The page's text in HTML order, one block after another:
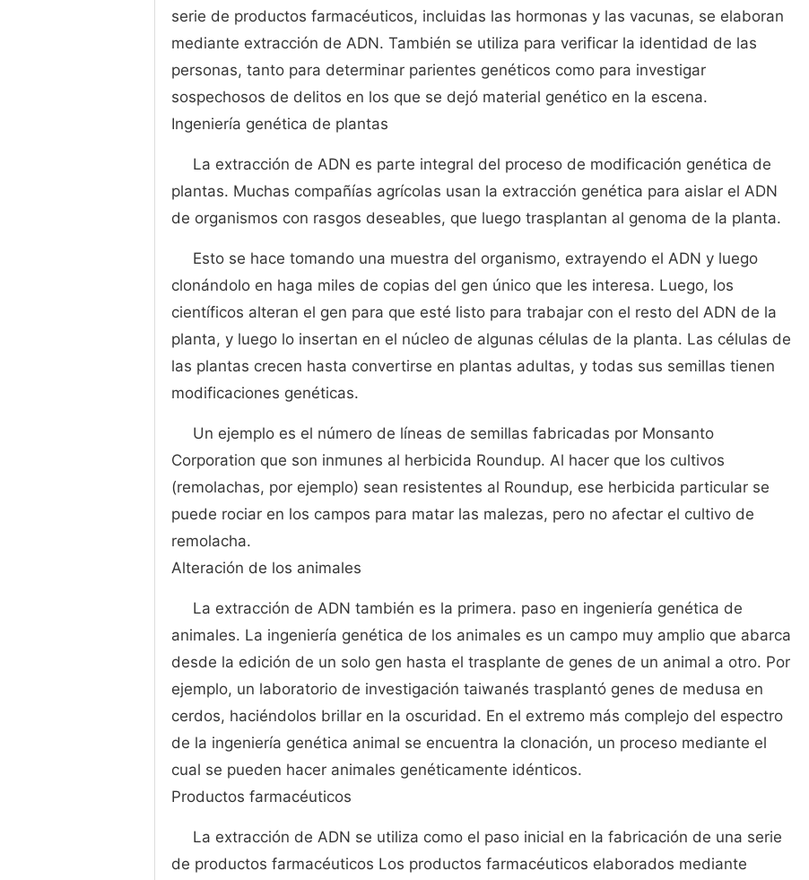
serie de productos farmacéuticos, incluidas las hormonas y las vacunas, se elaboran
mediante extracción de ADN. También se utiliza para verificar la identidad de las
personas, tanto para determinar parientes genéticos como para investigar
sospechosos de delitos en los que se dejó material genético en la escena.
Ingeniería genética de plantas
La extracción de ADN es parte integral del proceso de modificación genética de
plantas. Muchas compañías agrícolas usan la extracción genética para aislar el ADN
de organismos con rasgos deseables, que luego trasplantan al genoma de la planta.
Esto se hace tomando una muestra del organismo, extrayendo el ADN y luego
clonándolo en haga miles de copias del gen único que les interesa. Luego, los
científicos alteran el gen para que esté listo para trabajar con el resto del ADN de la
planta, y luego lo insertan en el núcleo de algunas células de la planta. Las células de
las plantas crecen hasta convertirse en plantas adultas, y todas sus semillas tienen
modificaciones genéticas.
Un ejemplo es el número de líneas de semillas fabricadas por Monsanto
Corporation que son inmunes al herbicida Roundup. Al hacer que los cultivos
(remolachas, por ejemplo) sean resistentes al Roundup, ese herbicida particular se
puede rociar en los campos para matar las malezas, pero no afectar el cultivo de
remolacha.
Alteración de los animales
La extracción de ADN también es la primera. paso en ingeniería genética de
animales. La ingeniería genética de los animales es un campo muy amplio que abarca
desde la edición de un solo gen hasta el trasplante de genes de un animal a otro. Por
ejemplo, un laboratorio de investigación taiwanés trasplantó genes de medusa en
cerdos, haciéndolos brillar en la oscuridad. En el extremo más complejo del espectro
de la ingeniería genética animal se encuentra la clonación, un proceso mediante el
cual se pueden hacer animales genéticamente idénticos.
Productos farmacéuticos
La extracción de ADN se utiliza como el paso inicial en la fabricación de una serie
de productos farmacéuticos Los productos farmacéuticos elaborados mediante